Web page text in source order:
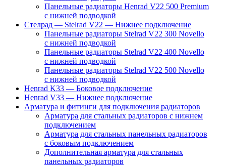
Панельные радиаторы Henrad V22 500 Premium
с нижней подводкой
Стелрад — Stelrad V22 — Нижнее подключение
Панельные радиаторы Stelrad V22 300 Novello
с нижней подводкой
Панельные радиаторы Stelrad V22 400 Novello
с нижней подводкой
Панельные радиаторы Stelrad V22 500 Novello
с нижней подводкой
Henrad K33 — Боковое подключение
Henrad V33 — Нижнее подключение
Арматура и фитинги для подключения радиаторов
Арматура для стальных радиаторов с нижнем
подключением
Арматура для стальных панельных радиаторов
с боковым подключением
Дополнительная арматура для стальных
панельных радиаторов